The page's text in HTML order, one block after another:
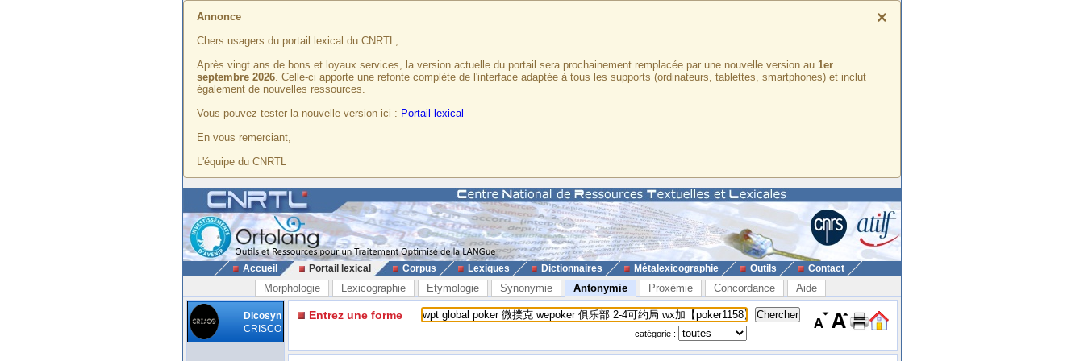
×
Annonce
Chers usagers du portail lexical du CNRTL,
Après vingt ans de bons et loyaux services, la version actuelle du portail sera prochainement remplacée par une nouvelle version au 1er
septembre 2026. Celle-ci apporte une refonte complète de l'interface adaptée à tous les supports (ordinateurs, tablettes, smartphones) et inclut
également de nouvelles ressources.
Vous pouvez tester la nouvelle version ici : Portail lexical
En vous remerciant,
L'équipe du CNRTL
Accueil Portail lexical Corpus Lexiques Dictionnaires Métalexicographie Outils Contact
Morphologie Lexicographie Etymologie Synonymie Antonymie Proxémie Concordance Aide
Dicosyn
CRISCO
Entrez une forme
catégorie :